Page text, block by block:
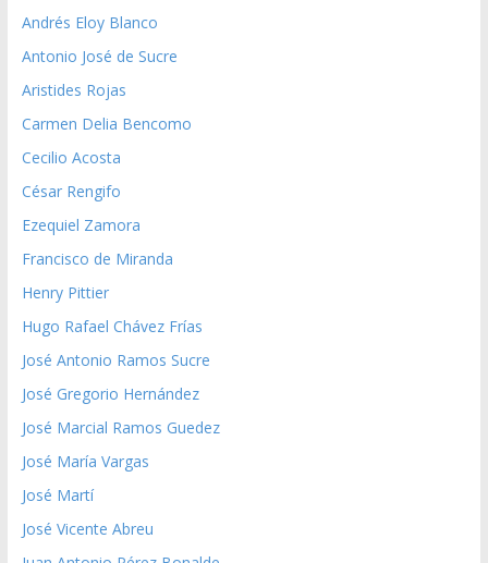
Andrés Eloy Blanco
Antonio José de Sucre
Aristides Rojas
Carmen Delia Bencomo
Cecilio Acosta
César Rengifo
Ezequiel Zamora
Francisco de Miranda
Henry Pittier
Hugo Rafael Chávez Frías
José Antonio Ramos Sucre
José Gregorio Hernández
José Marcial Ramos Guedez
José María Vargas
José Martí
José Vicente Abreu